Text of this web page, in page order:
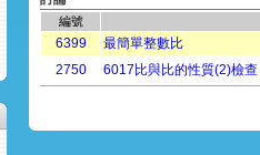
編號
6399
最簡單整數比
2750
6017比與比的性質(2)檢查